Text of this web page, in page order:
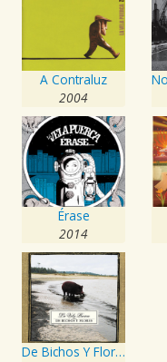
A Contraluz
2004
Érase
2014
De Bichos Y Flores